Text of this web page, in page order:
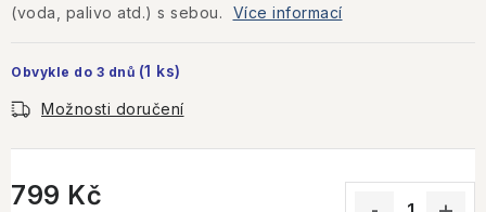
(voda, palivo atd.) s sebou.
Více informací
Obvykle do 3 dnů (1 ks)
Možnosti doručení
799 Kč